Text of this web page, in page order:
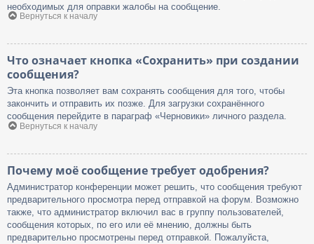
необходимых для оправки жалобы на сообщение.
Вернуться к началу
Что означает кнопка «Сохранить» при создании
сообщения?
Эта кнопка позволяет вам сохранять сообщения для того, чтобы
закончить и отправить их позже. Для загрузки сохранённого
сообщения перейдите в параграф «Черновики» личного раздела.
Вернуться к началу
Почему моё сообщение требует одобрения?
Администратор конференции может решить, что сообщения требуют
предварительного просмотра перед отправкой на форум. Возможно
также, что администратор включил вас в группу пользователей,
сообщения которых, по его или её мнению, должны быть
предварительно просмотрены перед отправкой. Пожалуйста,